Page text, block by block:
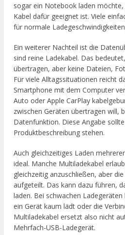
sogar ein Notebook laden
Kabel dafür geeignet ist. Viele
für normale
Ein weiterer Nachteil ist die
sind reine Ladekabel. Das
übertragen, aber keine Dateien,
Für viele Alltagssituationen reicht
Smartphone mit dem Computer
Auto oder Apple CarPlay
zwischen Geräten übertragen will,
Datenfunktion. Diese Angabe
Produktbeschreibung stehen.
Auch gleichzeitiges Laden
ideal. Manche Multiladekabel
gleichzeitig anzuschließen, aber
aufgeteilt. Das kann dazu führen,
laden. Bei schwachen
ein Gerät kaum lädt oder die
Multiladekabel ersetzt also nicht
Mehrfach-USB-Ladegerät.